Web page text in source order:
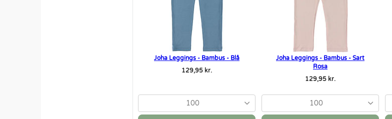
Joha Leggings - Bambus - Blå
129,95 kr.
100
Joha Leggings - Bambus - Sart
Rosa
129,95 kr.
100